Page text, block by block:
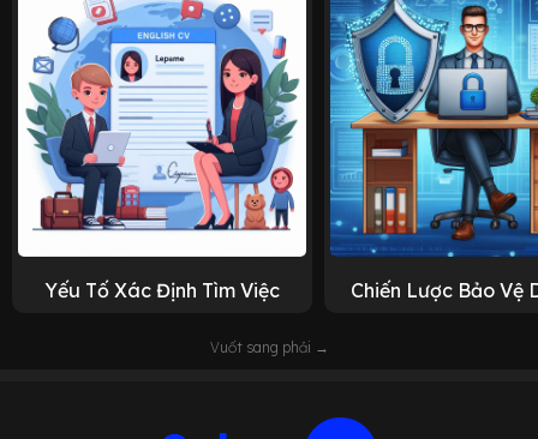
Yếu Tố Xác Định Tìm Việc Chiến Lược Bảo Vệ
Vuốt sang phải →